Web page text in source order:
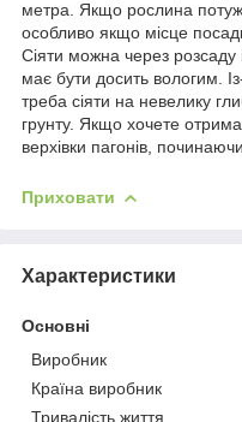
метра. Якщо рослина
особливо якщо місце
Сіяти можна через розсаду
має бути досить вологим.
треба сіяти на невелику
грунту. Якщо хочете
верхівки пагонів,
Приховати
Характеристики
Основні
Виробник
Країна виробник
Тривалість життя